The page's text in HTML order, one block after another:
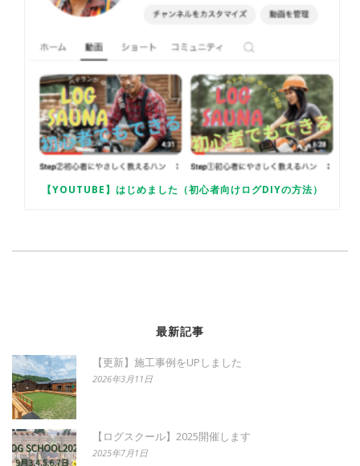
【YOUTUBE】はじめました（初心者向けログDIYの方法）
最新記事
【更新】施工事例をUPしました
2026年3月11日
【ログスクール】2025開催します
2025年7月1日